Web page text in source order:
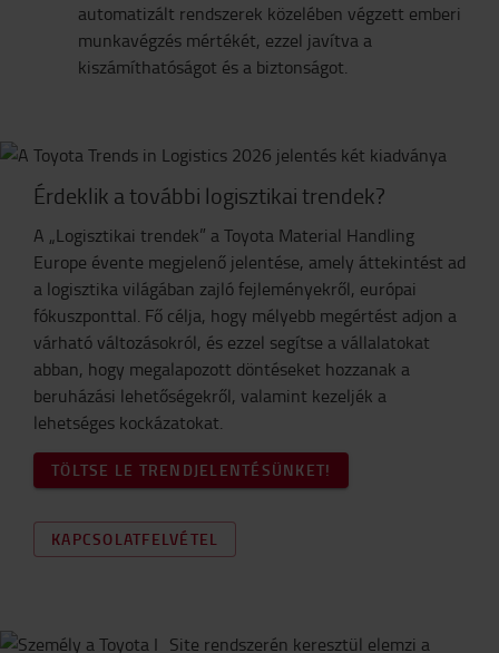
automatizált rendszerek közelében végzett emberi
munkavégzés mértékét, ezzel javítva a
kiszámíthatóságot és a biztonságot.
Érdeklik a további logisztikai trendek?
A „Logisztikai trendek” a Toyota Material Handling
Europe évente megjelenő jelentése, amely áttekintést ad
a logisztika világában zajló fejleményekről, európai
fókuszponttal. Fő célja, hogy mélyebb megértést adjon a
várható változásokról, és ezzel segítse a vállalatokat
abban, hogy megalapozott döntéseket hozzanak a
beruházási lehetőségekről, valamint kezeljék a
lehetséges kockázatokat.
TÖLTSE LE TRENDJELENTÉSÜNKET!
KAPCSOLATFELVÉTEL